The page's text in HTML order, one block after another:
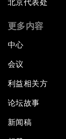
北京代表处
更多内容
中心
会议
利益相关方
论坛故事
新闻稿